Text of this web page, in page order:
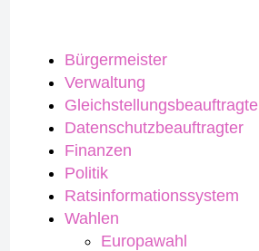
Bürgermeister
Verwaltung
Gleichstellungsbeauftragte
Datenschutzbeauftragter
Finanzen
Politik
Ratsinformationssystem
Wahlen
Europawahl